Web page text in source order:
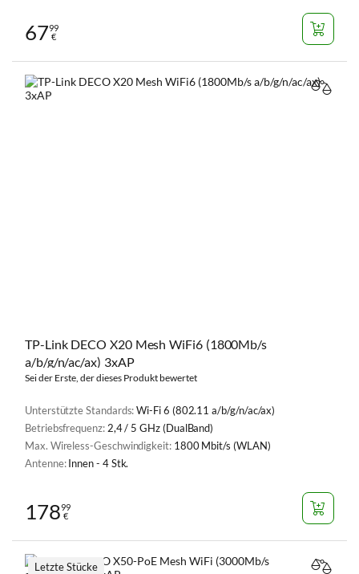
6799
€
TP-Link DECO X20 Mesh WiFi6 (1800Mb/s
a/b/g/n/ac/ax) 3xAP
Sei der Erste, der dieses Produkt bewertet
Unterstützte Standards:Wi-Fi 6 (802.11 a/b/g/n/ac/ax)
Betriebsfrequenz: 2,4 / 5 GHz (DualBand)
Max. Wireless-Geschwindigkeit: 1800 Mbit/s (WLAN)
Antenne:Innen - 4 Stk.
17899
€
Letzte Stücke